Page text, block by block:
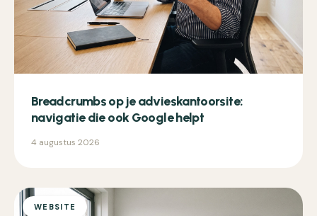
Breadcrumbs op je advieskantoorsite:
navigatie die ook Google helpt
4 augustus 2026
WEBSITE